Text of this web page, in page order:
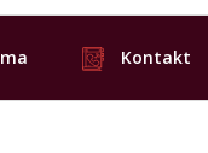
Kontakt